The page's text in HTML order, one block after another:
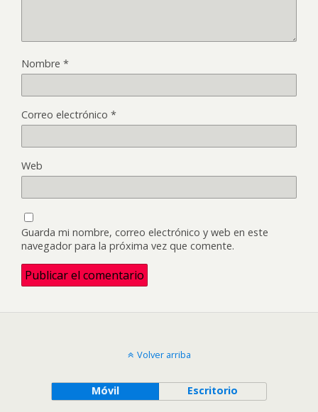
Nombre *
Correo electrónico *
Web
Guarda mi nombre, correo electrónico y web en este
navegador para la próxima vez que comente.
Volver arriba
Móvil Escritorio